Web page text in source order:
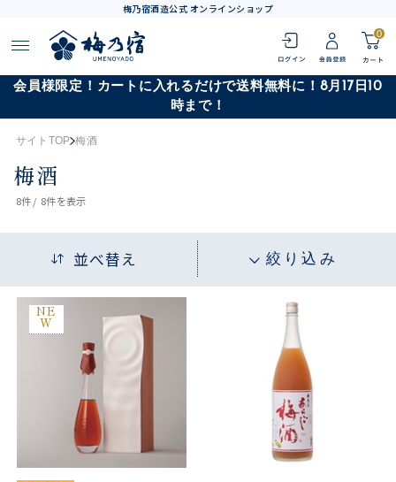
梅乃宿酒造公式 オンラインショップ
0
会員様限定！カートに入れるだけで送料無料に！8月17日10
時まで！
サイトTOP 梅酒
梅酒
8件 / 8件を表示
並べ替え 絞り込み
NE
W